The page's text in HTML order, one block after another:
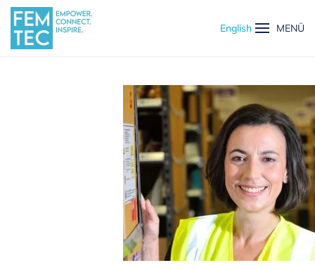
Skip to main content
English MENÜ